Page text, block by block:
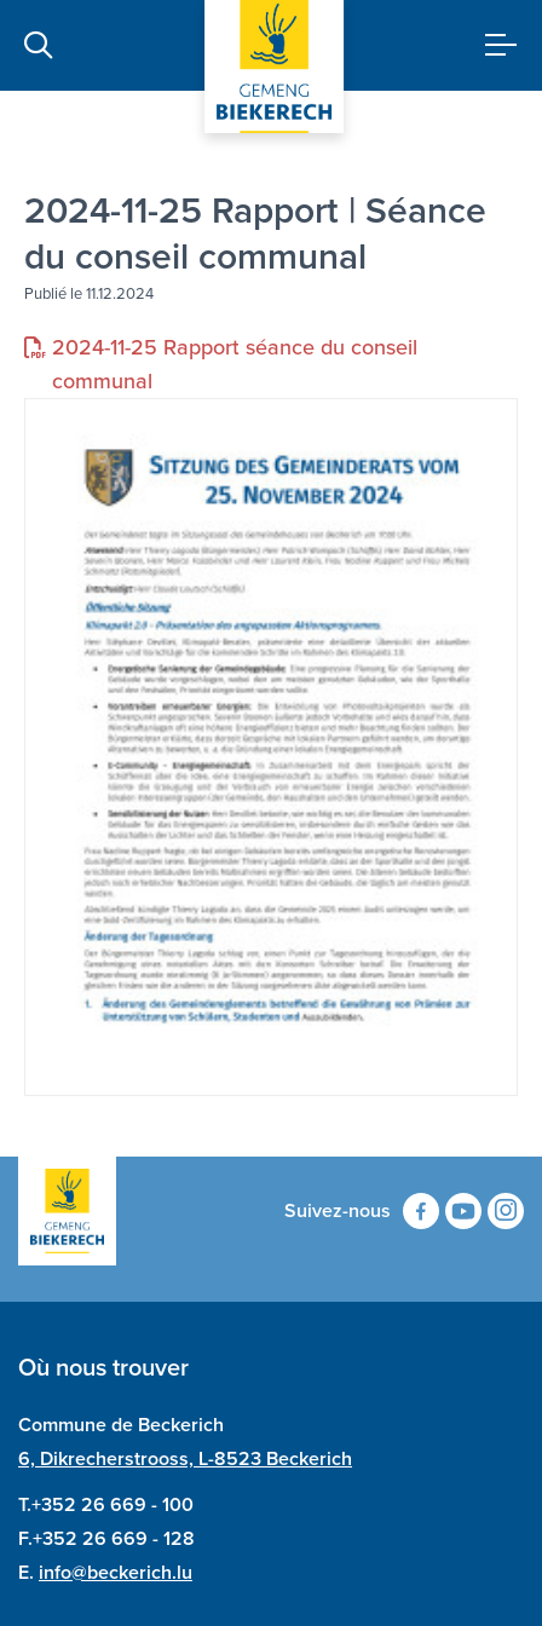
2024-11-25 Rapport | Séance
du conseil communal
Publié le 11.12.2024
2024-11-25 Rapport séance du conseil
communal
Suivez-nous
Où nous trouver
Commune de Beckerich
6, Dikrecherstrooss, L-8523 Beckerich
T.+352 26 669 - 100
F.+352 26 669 - 128
E. info@beckerich.lu